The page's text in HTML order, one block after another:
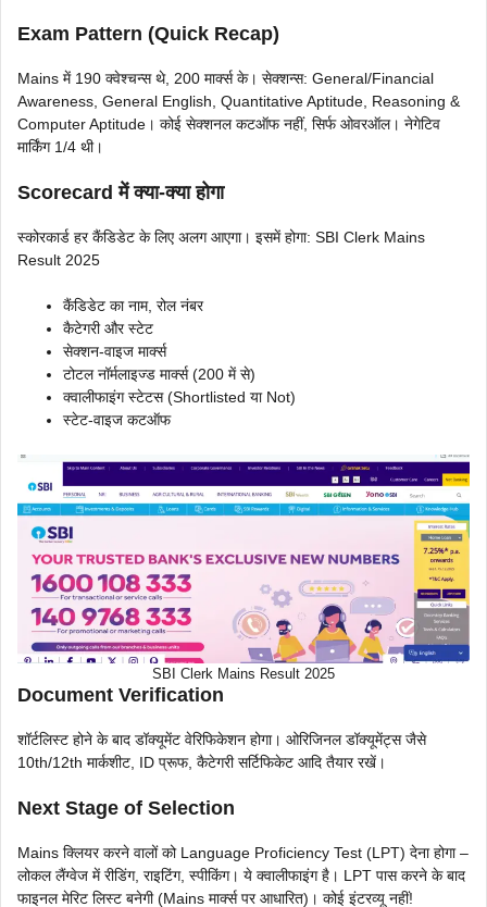
Exam Pattern (Quick Recap)
Mains में 190 क्वेश्चन्स थे, 200 मार्क्स के। सेक्शन्स: General/Financial
Awareness, General English, Quantitative Aptitude, Reasoning &
Computer Aptitude। कोई सेक्शनल कटऑफ नहीं, सिर्फ ओवरऑल। नेगेटिव
मार्किंग 1/4 थी।
Scorecard में क्या-क्या होगा
स्कोरकार्ड हर कैंडिडेट के लिए अलग आएगा। इसमें होगा: SBI Clerk Mains
Result 2025
कैंडिडेट का नाम, रोल नंबर
कैटेगरी और स्टेट
सेक्शन-वाइज मार्क्स
टोटल नॉर्मलाइज्ड मार्क्स (200 में से)
क्वालीफाइंग स्टेटस (Shortlisted या Not)
स्टेट-वाइज कटऑफ
SBI Clerk Mains Result 2025
Document Verification
शॉर्टलिस्ट होने के बाद डॉक्यूमेंट वेरिफिकेशन होगा। ओरिजिनल डॉक्यूमेंट्स जैसे
10th/12th मार्कशीट, ID प्रूफ, कैटेगरी सर्टिफिकेट आदि तैयार रखें।
Next Stage of Selection
Mains क्लियर करने वालों को Language Proficiency Test (LPT) देना होगा –
लोकल लैंग्वेज में रीडिंग, राइटिंग, स्पीकिंग। ये क्वालीफाइंग है। LPT पास करने के बाद
फाइनल मेरिट लिस्ट बनेगी (Mains मार्क्स पर आधारित)। कोई इंटरव्यू नहीं!